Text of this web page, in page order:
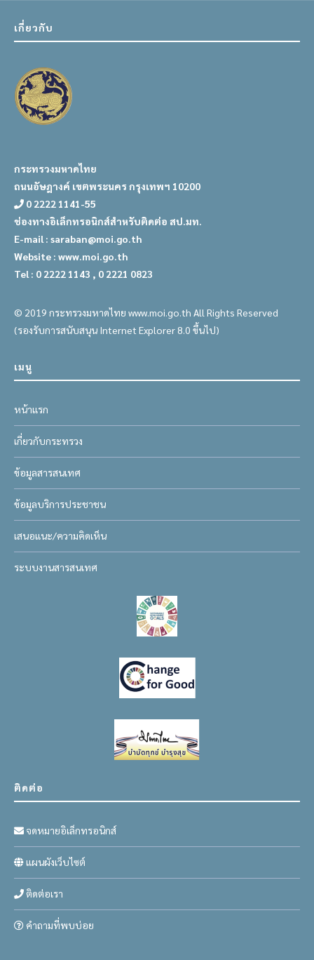
เกี่ยวกับ
กระทรวงมหาดไทย
ถนนอัษฎางค์ เขตพระนคร กรุงเทพฯ 10200
0 2222 1141-55
ช่องทางอิเล็กทรอนิกส์สำหรับติดต่อ สป.มท.
E-mail : saraban@moi.go.th
Website : www.moi.go.th
Tel : 0 2222 1143 , 0 2221 0823
© 2019 กระทรวงมหาดไทย www.moi.go.th All Rights Reserved
(รองรับการสนับสนุน Internet Explorer 8.0 ขึ้นไป)
เมนู
หน้าแรก
เกี่ยวกับกระทรวง
ข้อมูลสารสนเทศ
ข้อมูลบริการประชาชน
เสนอแนะ/ความคิดเห็น
ระบบงานสารสนเทศ
ติดต่อ
จดหมายอิเล็กทรอนิกส์
แผนผังเว็บไซต์
ติดต่อเรา
คำถามที่พบบ่อย